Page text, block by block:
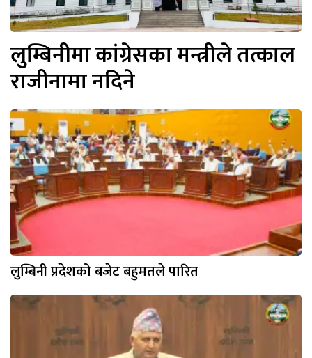
लुम्बिनीमा कांग्रेसका मन्त्रीले तत्काल
राजीनामा नदिने
लुम्बिनी प्रदेशको बजेट बहुमतले पारित